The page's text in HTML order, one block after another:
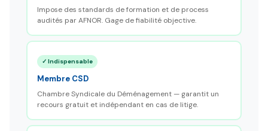
Impose des standards de formation et de process
audités par AFNOR. Gage de fiabilité objective.
✓ Indispensable
Membre CSD
Chambre Syndicale du Déménagement — garantit un
recours gratuit et indépendant en cas de litige.